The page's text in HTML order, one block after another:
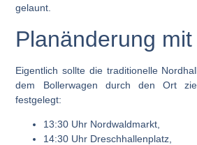
gelaunt.
Planänderung
Eigentlich sollte die traditionelle
dem Bollerwagen durch den Ort
festgelegt:
13:30 Uhr Nordwaldmarkt
14:30 Uhr Dreschhallenplatz